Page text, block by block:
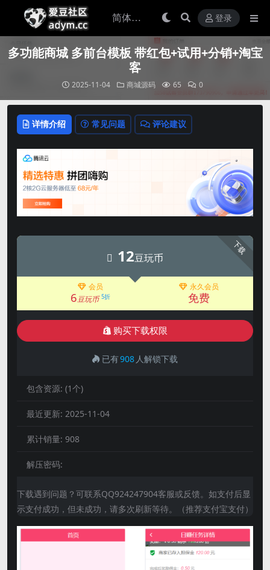
登录
多功能商城 多前台模板 带红包+试用+分销+淘宝
客
2025-11-04 商城源码 65 0
详情介绍 常见问题 评论建议
下载
12豆玩币
会员
6豆玩币 5折
永久会员
免费
购买下载权限
已有908 人解锁下载
包含资源: (1个)
最近更新: 2025-11-04
累计销量: 908
解压密码:
下载遇到问题？可联系QQ924247904客服或反馈。如支付后显
示支付成功，但未成功，请多次刷新等待。（推荐支付宝支付）